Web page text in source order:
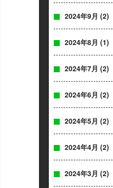
2024年9月 (2)
2024年8月 (1)
2024年7月 (2)
2024年6月 (2)
2024年5月 (2)
2024年4月 (2)
2024年3月 (2)